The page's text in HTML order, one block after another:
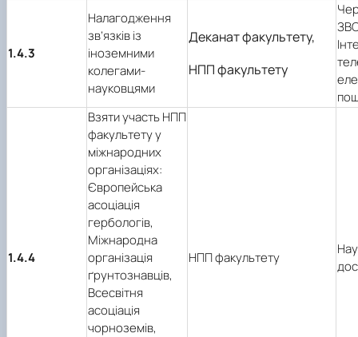
1.4.3
Налагодження
зв’язків із
іноземними
колегами-
науковцями
Деканат факультету,
НПП факультету
1.4.4
Взяти участь НПП
факультету у
міжнародних
організаціях:
Європейська
асоціація
гербологів,
Міжнародна
організація
ґрунтознавців,
Всесвітня
асоціація
чорноземів,
НПП факультету